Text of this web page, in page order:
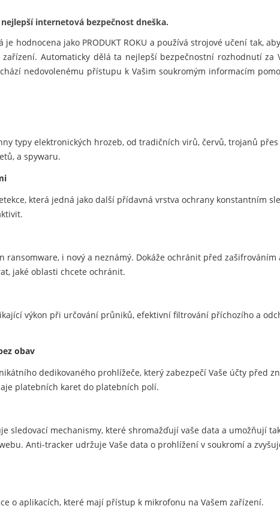
internetová bezpečnost dneška.
je hodnocena jako PRODUKT ROKU a používá strojové učení tak,
Automaticky dělá ta nejlepší bezpečnostní rozhodnutí za
nedovolenému přístupu k Vašim soukromým informacím
typy elektronických hrozeb, od tradičních virů, červů, trojanů
a spywaru.
která jedná jako další přídavná vrstva ochrany konstantním
ransomware, i nový a neznámý. Dokáže ochránit před zašifrováním
jaké oblasti chcete ochránit.
výkon při určování průniků, efektivní filtrování příchozího a
obav
dedikovaného prohlížeče, který zabezpečí Vaše účty před
platebních karet do platebních polí.
sledovací mechanismy, které shromažďují vaše data a umožňují
Anti-tracker udržuje Vaše data o prohlížení v soukromí a
o aplikacích, které mají přístup k mikrofonu na Vašem zařízení.